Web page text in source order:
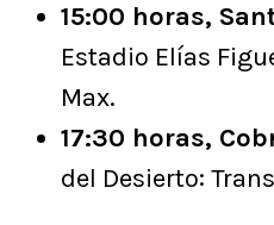
15:00 horas,
Estadio Elías
Max.
17:30 horas,
del Desierto: